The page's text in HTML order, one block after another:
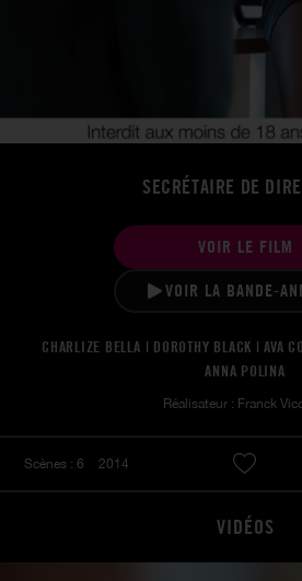
SECRÉTAIRE DE
VOIR LE FILM
VOIR LA BANDE-
CHARLIZE BELLA | DOROTHY BLACK | AVA
ANNA POLINA
Réalisateur : Franck
Scènes : 6 2014
VIDÉOS